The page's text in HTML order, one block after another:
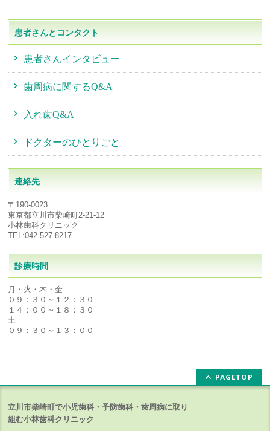
患者さんとコンタクト
患者さんインタビュー
歯周病に関するQ&A
入れ歯Q&A
ドクターのひとりごと
連絡先
〒190-0023
東京都立川市柴崎町2-21-12
小林歯科クリニック
TEL:042-527-8217
診療時間
月・火・木・金
０９：３０～１２：３０
１４：００～１８：３０
土
０９：３０～１３：００
PAGETOP
立川市柴崎町で小児歯科・予防歯科・歯周病に取り
組む小林歯科クリニック